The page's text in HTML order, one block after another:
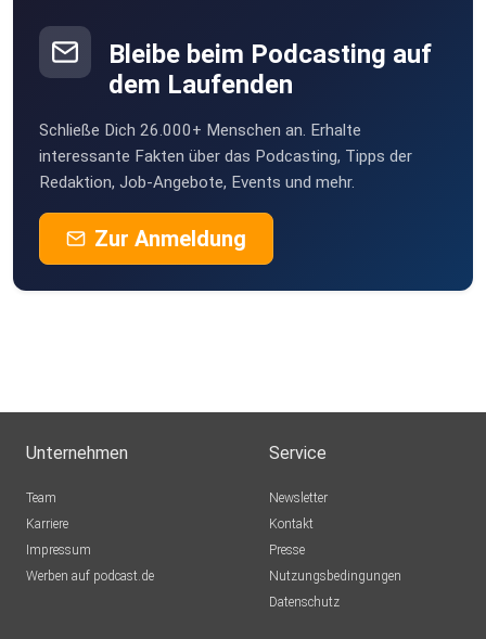
⸻
ADMIRAL
Sicher dir als Neukunde bei unserem Werbepartner
Bleibe beim Podcasting auf
dem Laufenden
Schließe Dich 26.000+ Menschen an. Erhalte
interessante Fakten über das Podcasting, Tipps der
Redaktion, Job-Angebote, Events und mehr.
Zur Anmeldung
Unternehmen
Team
Karriere
Impressum
Werben auf podcast.de
Service
Newsletter
Kontakt
Presse
Nutzungsbedingungen
Datenschutz